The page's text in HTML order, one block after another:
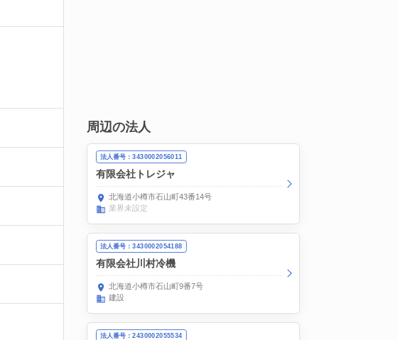
周辺の法人
法人番号：3430002056011
有限会社トレジャ
北海道小樽市石山町43番14号
業界未設定
法人番号：3430002054188
有限会社川村冷機
北海道小樽市石山町9番7号
建設
法人番号：2430002055534